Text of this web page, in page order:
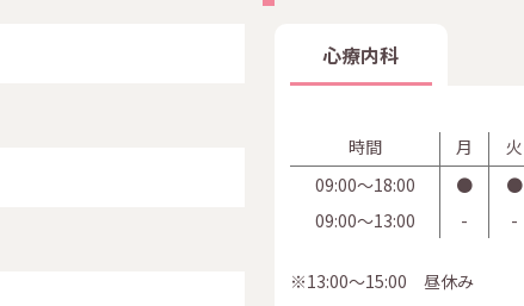
心療内科
時間 月 火
09:00〜18:00
● ●
09:00〜13:00
- -
※13:00～15:00 昼休み